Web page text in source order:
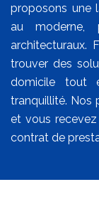
proposons une
au
architecturaux.
trouver des
domicile tout
tranquillité. Nos
et vous
contrat de